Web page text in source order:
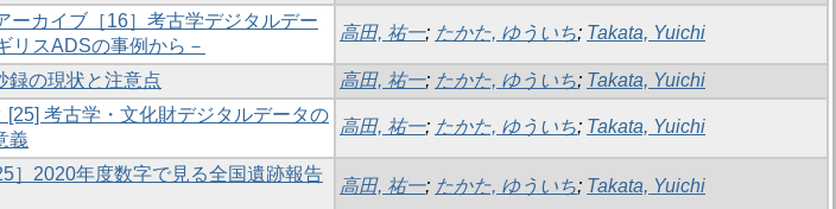
ーカイブ［16］考古学デジタルデー
リスADSの事例から－
高田, 祐一; たかた, ゆういち; Takata, Yuichi
録の現状と注意点 高田, 祐一; たかた, ゆういち; Takata, Yuichi
考古学・文化財デジタルデータの
義
高田, 祐一; たかた, ゆういち; Takata, Yuichi
］2020年度数字で見る全国遺跡報告
高田, 祐一; たかた, ゆういち; Takata, Yuichi